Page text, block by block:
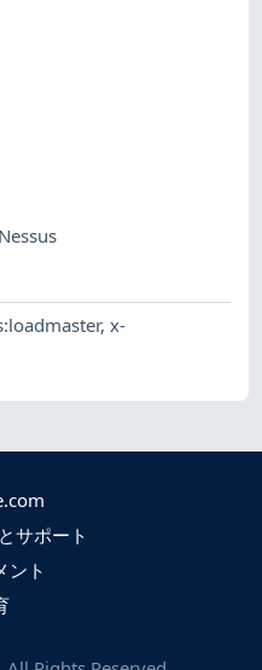
Nessus
,x-
サポート
ント